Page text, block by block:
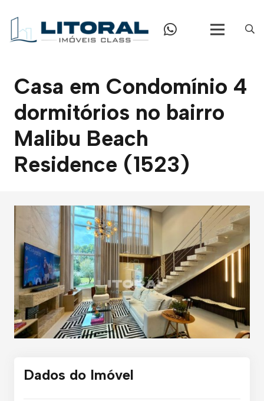
Casa em Condomínio 4
dormitórios no bairro
Malibu Beach
Residence (1523)
Dados do Imóvel